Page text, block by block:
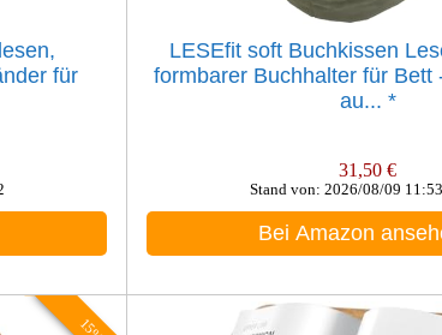
für
LESEfit soft Buchkissen
formbarer Buchhalter für Bett
au... *
31,50 €
Stand von: 2026/08/09
Bei Amazon